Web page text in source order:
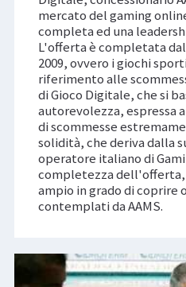
mercato del gaming
completa ed una
L'offerta è completata
2009, ovvero i giochi
riferimento alle
di Gioco Digitale, che si
autorevolezza, espressa
di scommesse
solidità, che deriva dalla
operatore italiano di
completezza dell'offerta,
ampio in grado di coprire
contemplati da AAMS.